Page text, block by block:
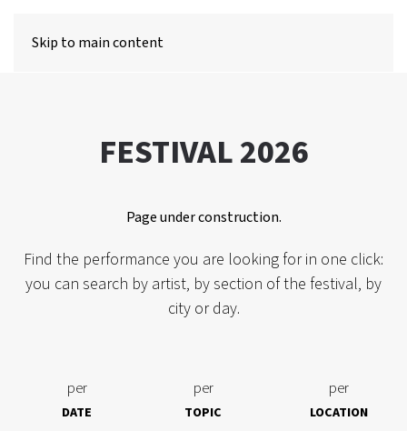
Skip to main content
FESTIVAL 2026
Page under construction.
Find the performance you are looking for in one click:
you can search by artist, by section of the festival, by
city or day.
per
DATE
per
TOPIC
per
LOCATION